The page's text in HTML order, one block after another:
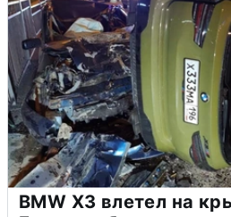
BMW X3 влетел на